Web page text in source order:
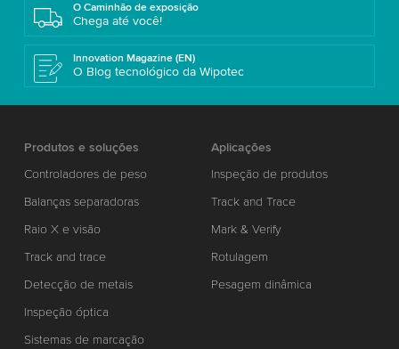
O Caminhão de exposição
Chega até você!
Innovation Magazine (EN)
O Blog tecnológico da Wipotec
Produtos e soluções
Controladores de peso
Balanças separadoras
Raio X e visão
Track and trace
Detecção de metais
Inspeção óptica
Sistemas de marcação
Aplicações
Inspeção de produtos
Track and Trace
Mark & Verify
Rotulagem
Pesagem dinâmica